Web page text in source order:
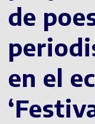
de
en el